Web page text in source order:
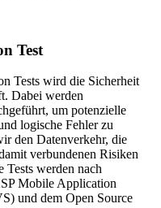
Test
Tests wird die Sicherheit
Dabei werden
um potenzielle
logische Fehler zu
den Datenverkehr, die
verbundenen Risiken
werden nach
Mobile Application
und dem Open Source